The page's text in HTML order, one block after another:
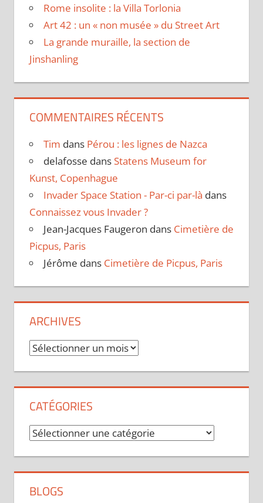
Rome insolite : la Villa Torlonia
Art 42 : un « non musée » du Street Art
La grande muraille, la section de
Jinshanling
COMMENTAIRES RÉCENTS
Tim dans Pérou : les lignes de Nazca
delafosse dans Statens Museum for
Kunst, Copenhague
Invader Space Station - Par-ci par-là dans
Connaissez vous Invader ?
Jean-Jacques Faugeron dans Cimetière de
Picpus, Paris
Jérôme dans Cimetière de Picpus, Paris
ARCHIVES
Archives
CATÉGORIES
Catégories
BLOGS